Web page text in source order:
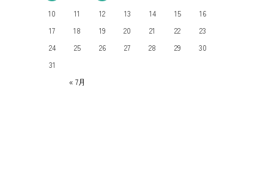
« 7月
10 11 12 13 14 15
16
17
18 19 20 21 22
23
24
25 26 27 28 29
30
31